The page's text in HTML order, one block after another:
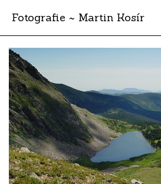
Fotografie ~ Martin Kosír
Moje obľúbené
Albumy
Miesta
Archív
Vyhľadávanie